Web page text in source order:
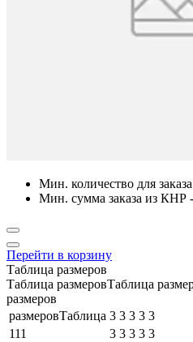
Мин. количество для
Мин. сумма заказа из КНР -
Перейти в корзину
Таблица размеров
Таблица размеровТаблица
размеров
размеровТаблица 3 3 3 3 3
111
3 3 3 3 3